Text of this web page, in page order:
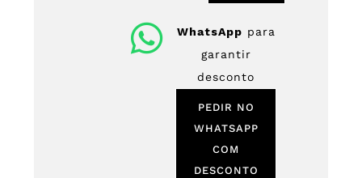
WhatsApp para
garantir
desconto
PEDIR NO
WHATSAPP
COM
DESCONTO